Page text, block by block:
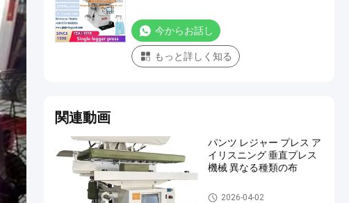
今からお話し
もっと詳しく知る
関連動画
パンツ レジャー プレス ア
イリスニング 垂直プレス
機械 異なる種類の布
ズボンの押す機械
2026-04-02